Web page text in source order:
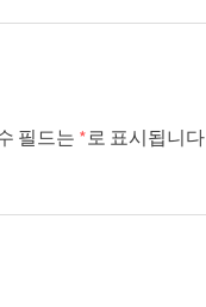
필드는 *로 표시됩니다